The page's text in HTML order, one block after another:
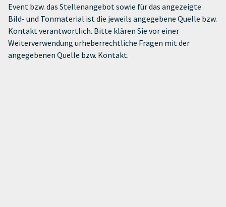
Event bzw. das Stellenangebot sowie für das angezeigte
Bild- und Tonmaterial ist die jeweils angegebene Quelle bzw.
Kontakt verantwortlich. Bitte klären Sie vor einer
Weiterverwendung urheberrechtliche Fragen mit der
angegebenen Quelle bzw. Kontakt.